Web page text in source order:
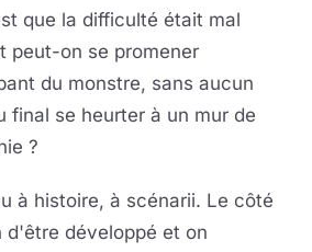
que la difficulté était mal
peut-on se promener
du monstre, sans aucun
final se heurter à un mur de
?
à histoire, à scénarii. Le côté
d'être développé et on